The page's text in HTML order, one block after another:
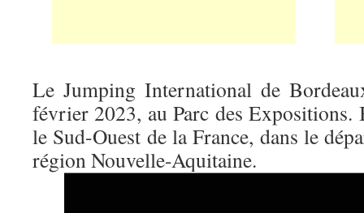
Le Jumping International de
février 2023, au Parc des Expositions.
le Sud-Ouest de la France, dans le
région Nouvelle-Aquitaine.